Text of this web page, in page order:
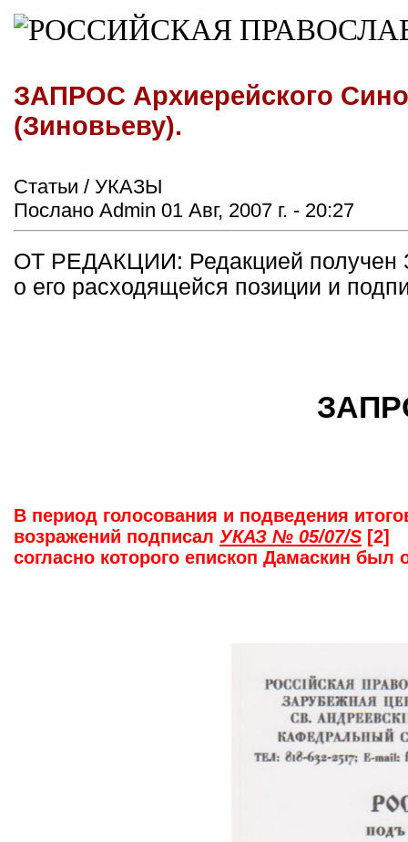
ЗАПРОС Архиерейского
(Зиновьеву).
Статьи / УКАЗЫ
Послано Admin 01 Авг, 2007 г. - 20:27
ОТ РЕДАКЦИИ: Редакцией получен
о его расходящейся позиции и
В период голосования и подведения
возражений подписал УКАЗ № 05/07/S [2]
согласно которого епископ Дамаскин был